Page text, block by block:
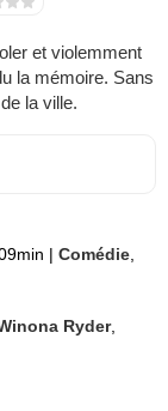
et violemment
la mémoire. Sans
la ville.
| Comédie,
Ryder,